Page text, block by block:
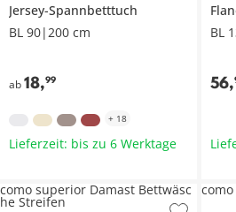
Jersey-Spannbetttuch
BL 90|200 cm
ab18,99
+ 18
Lieferzeit: bis zu 6 Werktage
BL
56,
como superior Damast Bettwäsc
he Streifen